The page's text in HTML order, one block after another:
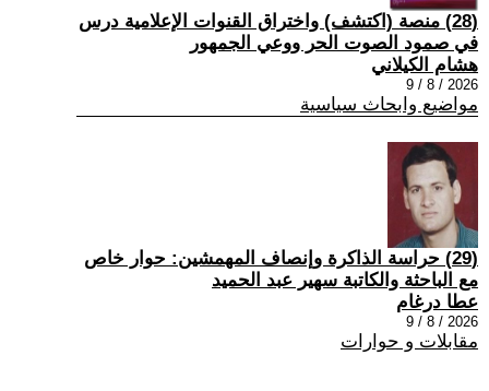
(28) منصة (اكتشف) واختراق القنوات الإعلامية درس
في صمود الصوت الحر ووعي الجمهور
هشام الكيلاني
2026 / 8 / 9
مواضيع وابحاث سياسية
(29) حراسة الذاكرة وإنصاف المهمشين: حوار خاص
مع الباحثة والكاتبة سهير عبد الحميد
عطا درغام
2026 / 8 / 9
مقابلات و حوارات